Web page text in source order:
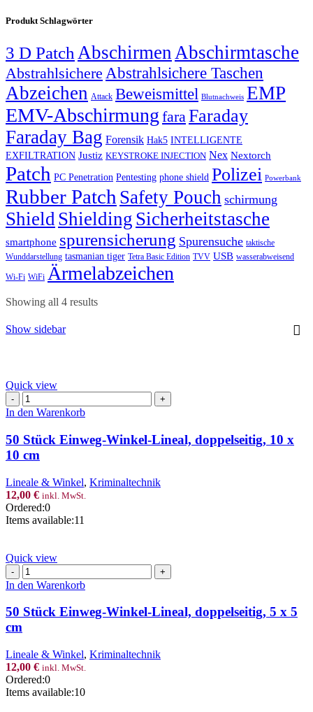
Produkt Schlagwörter
3 D Patch AbschirmenAbschirmtasche
Abstrahlsichere Abstrahlsichere Taschen
Abzeichen Attack Beweismittel Blutnachweis EMP
EMV-Abschirmung faraFaraday
Faraday Bag Forensik Hak5 INTELLIGENTE
EXFILTRATION Justiz KEYSTROKE INJECTION Nex Nextorch
Patch PC Penetration Pentesting phone shield Polizei Powerbank
Rubber Patch Safety Pouch schirmung
ShieldShielding Sicherheitstasche
smartphone spurensicherung Spurensuche taktische
Wunddarstellung tasmanian tiger Tetra Basic Edition TVV USB wasserabweisend
Wi-Fi WiFi Ärmelabzeichen
Showing all 4 results
Show sidebar
Quick view
50
Stück
Winkel-
Lineal,
doppelseitig,
x
10
cm
Menge
In den Warenkorb
50 Stück Einweg-Winkel-Lineal, doppelseitig, 10 x
10 cm
Lineale & Winkel, Kriminaltechnik
12,00 € inkl. MwSt.
Ordered:0
Items available:11
Quick view
50
Stück
Winkel-
Lineal,
doppelseitig,
x
5
cm
Menge
In den Warenkorb
50 Stück Einweg-Winkel-Lineal, doppelseitig, 5 x 5
cm
Lineale & Winkel, Kriminaltechnik
12,00 € inkl. MwSt.
Ordered:0
Items available:10